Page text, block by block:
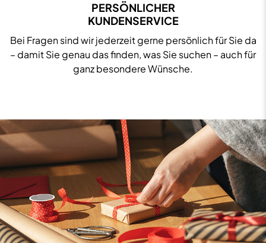
PERSÖNLICHER
KUNDENSERVICE
Bei Fragen sind wir jederzeit gerne persönlich für Sie da
– damit Sie genau das finden, was Sie suchen – auch für
ganz besondere Wünsche.